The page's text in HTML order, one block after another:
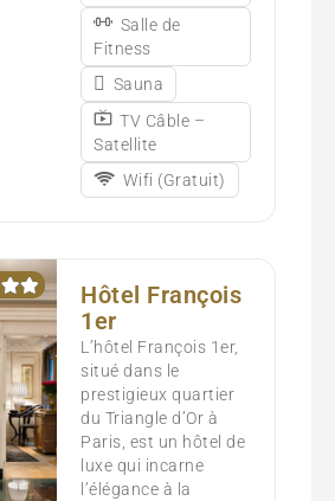
Salle de
Fitness
Sauna
TV Câble –
Satellite
Wifi (Gratuit)
Hôtel François
1er
L’hôtel François 1er,
situé dans le
prestigieux quartier
du Triangle d’Or à
Paris, est un hôtel de
luxe qui incarne
l’élégance à la